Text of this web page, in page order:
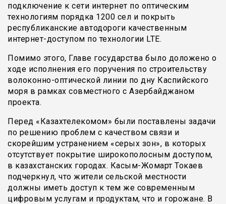
подключение к сети интернет по оптическим
технологиям порядка 1200 сел и покрыть
республиканские автодороги качественным
интернет-доступом по технологии LTE.
Помимо этого, Главе государства было доложено о
ходе исполнения его поручения по строительству
волоконно-оптической линии по дну Каспийского
моря в рамках совместного с Азербайджаном
проекта.
Перед «Казахтелекомом» были поставлены задачи
по решению проблем с качеством связи и
скорейшим устранением «серых зон», в которых
отсутствует покрытие широкополосным доступом,
в казахстанских городах. Касым-Жомарт Токаев
подчеркнул, что жители сельской местности
должны иметь доступ к тем же современным
цифровым услугам и продуктам, что и горожане. В